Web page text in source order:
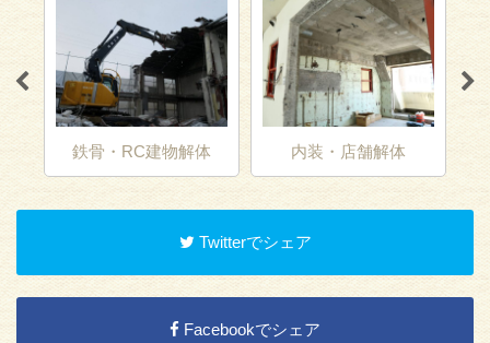
鉄骨・RC建物解体 内装・店舗解体
Twitterでシェア
Facebookでシェア